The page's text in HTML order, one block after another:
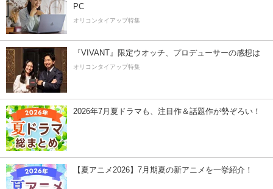
PC
オリコンタイアップ特集
『VIVANT』限定ウオッチ、プロデューサーの感想は
オリコンタイアップ特集
2026年7月夏ドラマも、注目作＆話題作が勢ぞろい！
【夏アニメ2026】7月期夏の新アニメを一挙紹介！